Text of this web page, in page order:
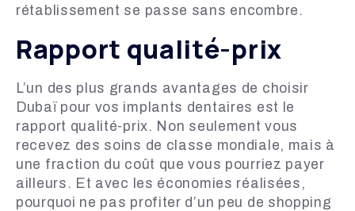
rétablissement se passe sans encombre.
Rapport qualité-prix
L’un des plus grands avantages de choisir
Dubaï pour vos implants dentaires est le
rapport qualité-prix. Non seulement vous
recevez des soins de classe mondiale, mais à
une fraction du coût que vous pourriez payer
ailleurs. Et avec les économies réalisées,
pourquoi ne pas profiter d’un peu de shopping